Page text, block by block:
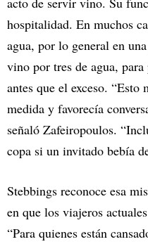
hospitalidad. En muchos
agua, por lo general en
vino por tres de agua,
antes que el exceso. “Esto
medida y favorecía
señaló Zafeiropoulos.
copa si un invitado bebía
Stebbings reconoce esa
en que los viajeros
“Para quienes están